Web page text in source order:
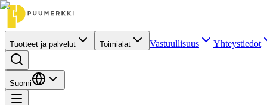
Tuotteet ja palvelut Toimialat Vastuullisuus Yhteystiedot
Suomi